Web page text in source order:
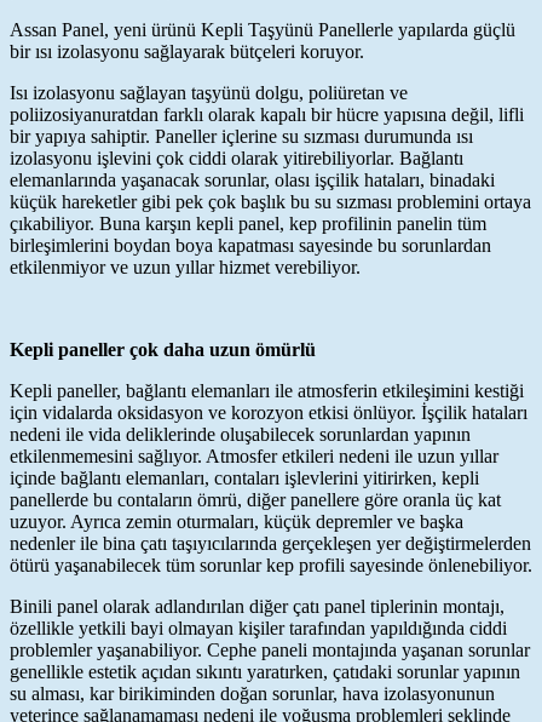
Assan Panel, yeni ürünü Kepli Taşyünü Panellerle yapılarda güçlü
bir ısı izolasyonu sağlayarak bütçeleri koruyor.
Isı izolasyonu sağlayan taşyünü dolgu, poliüretan ve
poliizosiyanuratdan farklı olarak kapalı bir hücre yapısına değil, lifli
bir yapıya sahiptir. Paneller içlerine su sızması durumunda ısı
izolasyonu işlevini çok ciddi olarak yitirebiliyorlar. Bağlantı
elemanlarında yaşanacak sorunlar, olası işçilik hataları, binadaki
küçük hareketler gibi pek çok başlık bu su sızması problemini ortaya
çıkabiliyor. Buna karşın kepli panel, kep profilinin panelin tüm
birleşimlerini boydan boya kapatması sayesinde bu sorunlardan
etkilenmiyor ve uzun yıllar hizmet verebiliyor.
Kepli paneller çok daha uzun ömürlü
Kepli paneller, bağlantı elemanları ile atmosferin etkileşimini kestiği
için vidalarda oksidasyon ve korozyon etkisi önlüyor. İşçilik hataları
nedeni ile vida deliklerinde oluşabilecek sorunlardan yapının
etkilenmemesini sağlıyor. Atmosfer etkileri nedeni ile uzun yıllar
içinde bağlantı elemanları, contaları işlevlerini yitirirken, kepli
panellerde bu contaların ömrü, diğer panellere göre oranla üç kat
uzuyor. Ayrıca zemin oturmaları, küçük depremler ve başka
nedenler ile bina çatı taşıyıcılarında gerçekleşen yer değiştirmelerden
ötürü yaşanabilecek tüm sorunlar kep profili sayesinde önlenebiliyor.
Binili panel olarak adlandırılan diğer çatı panel tiplerinin montajı,
özellikle yetkili bayi olmayan kişiler tarafından yapıldığında ciddi
problemler yaşanabiliyor. Cephe paneli montajında yaşanan sorunlar
genellikle estetik açıdan sıkıntı yaratırken, çatıdaki sorunlar yapının
su alması, kar birikiminden doğan sorunlar, hava izolasyonunun
yeterince sağlanamaması nedeni ile yoğuşma problemleri şeklinde